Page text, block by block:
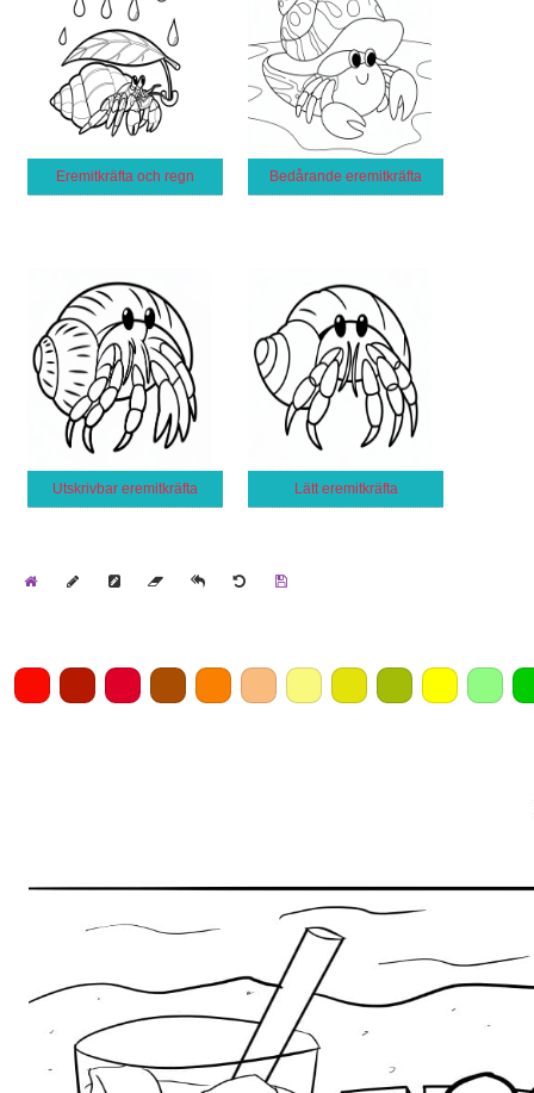
Eremitkräfta och regn Bedårande eremitkräfta
Utskrivbar eremitkräfta Lätt eremitkräfta